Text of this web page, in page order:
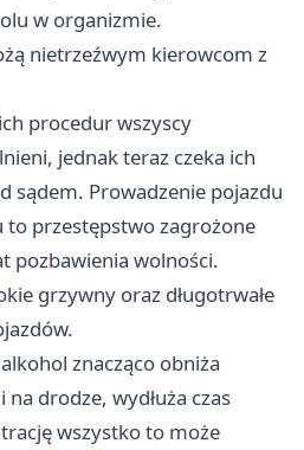
w organizmie.
nietrzeźwym kierowcom z
procedur wszyscy
jednak teraz czeka ich
sądem. Prowadzenie pojazdu
to przestępstwo zagrożone
pozbawienia wolności.
grzywny oraz długotrwałe
znacząco obniża
drodze, wydłuża czas
wszystko to może